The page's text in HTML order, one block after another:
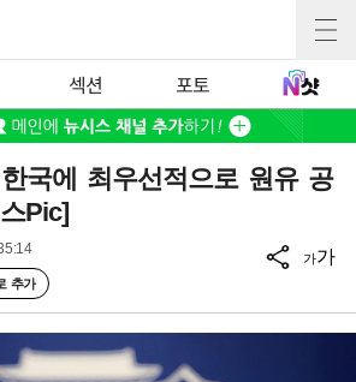
섹션 포토
국에 최우선적으로 원유 공
Pic]
추가
가가